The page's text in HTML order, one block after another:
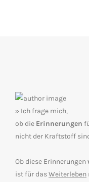
» Ich frage mich,
ob die Erinnerungen
nicht der Kraftstoff
Ob diese Erinnerungen
ist für dasWeiterleben